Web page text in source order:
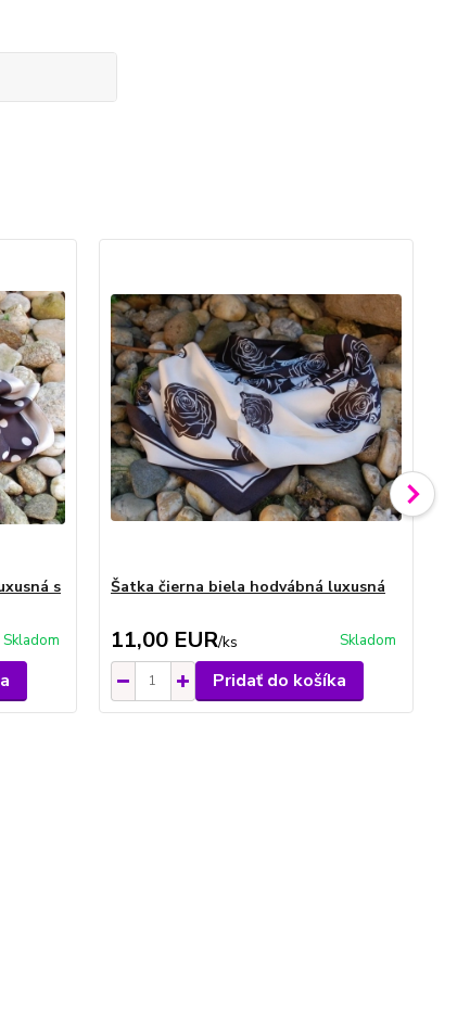
s
Skladom
Šatka čierna biela hodvábná luxusná
11,00 EUR/ks Skladom
Pridať do košíka